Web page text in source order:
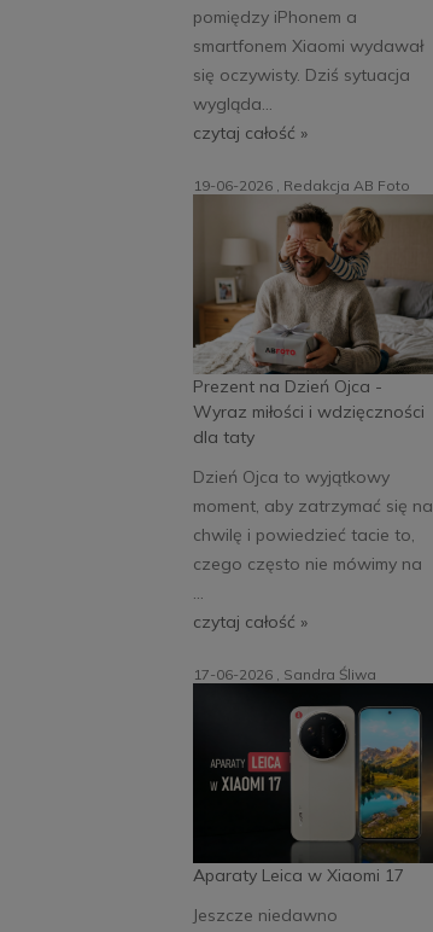
pomiędzy iPhonem a
smartfonem Xiaomi wydawał
się oczywisty. Dziś sytuacja
wygląda...
czytaj całość »
Prezent na Dzień Ojca -
Wyraz miłości i wdzięczności
dla taty
19-06-2026 , Redakcja AB Foto
Dzień Ojca to wyjątkowy
moment, aby zatrzymać się na
chwilę i powiedzieć tacie to,
czego często nie mówimy na
...
czytaj całość »
Aparaty Leica w Xiaomi 17
17-06-2026 , Sandra Śliwa
Jeszcze niedawno